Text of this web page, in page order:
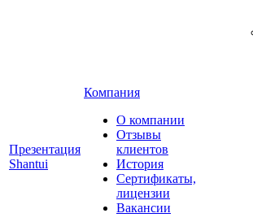
Презентация
Shantui
Компания
О компании
Отзывы
клиентов
История
Сертификаты,
лицензии
Вакансии